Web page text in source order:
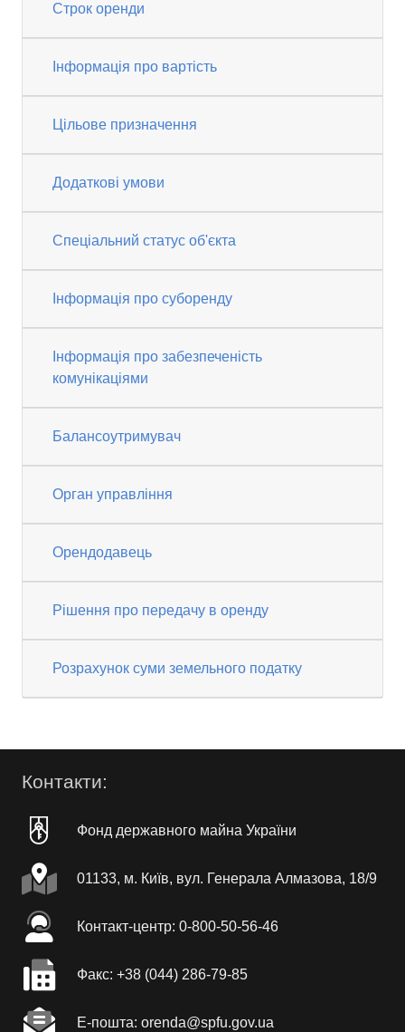
Строк оренди
Інформація про вартість
Цільове призначення
Додаткові умови
Спеціальний статус об'єкта
Інформація про суборенду
Інформація про забезпеченість
комунікаціями
Балансоутримувач
Орган управління
Орендодавець
Рішення про передачу в оренду
Розрахунок суми земельного податку
Контакти:
Фонд державного майна України
01133, м. Київ, вул. Генерала Алмазова, 18/9
Контакт-центр: 0-800-50-56-46
Факc: +38 (044) 286-79-85
Е-пошта: orenda@spfu.gov.ua